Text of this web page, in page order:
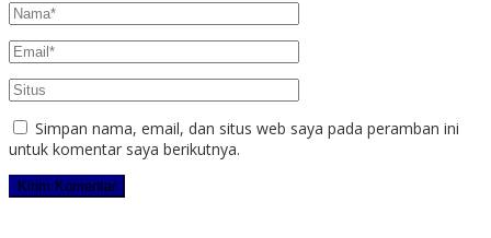
Simpan nama, email, dan situs web saya pada peramban ini
untuk komentar saya berikutnya.